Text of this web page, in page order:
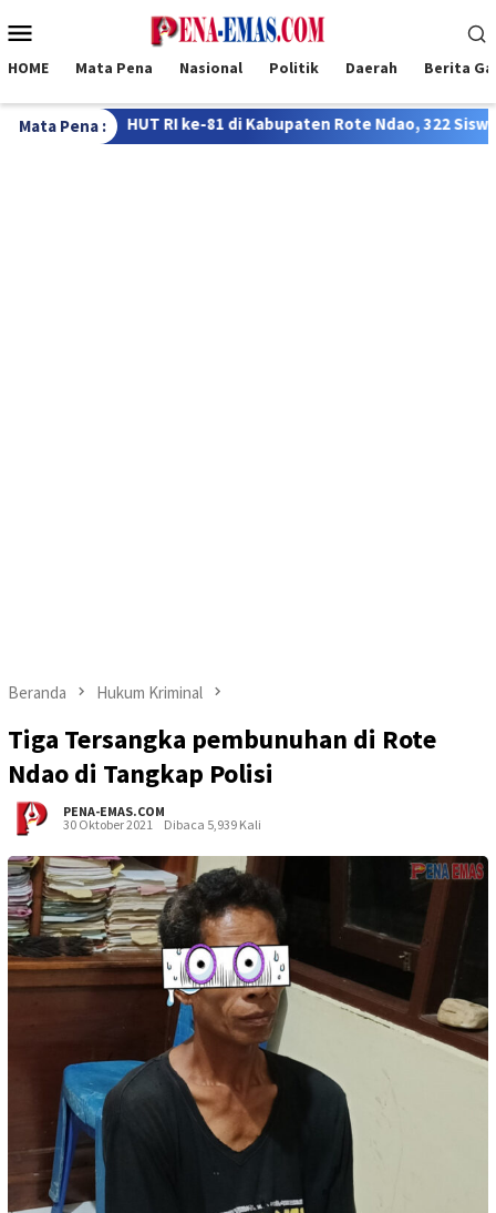
ke
Mobile
HOME Mata Pena Nasional Politik Daerah Berita
Mata Pena :Rote Ndao, 322 Siswa Bersaing dalam Lomba FTBI
Beranda Hukum Kriminal
Tiga Tersangka pembunuhan di Rote
Ndao di Tangkap Polisi
PENA-EMAS.COM
30 Oktober 2021
Dibaca 5,939 Kali